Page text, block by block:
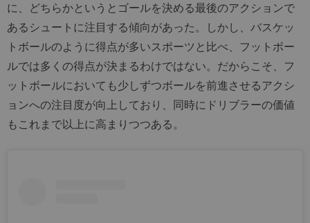
に、どちらかというとゴールを決める最後のアクションで
あるシュートに注目する傾向があった。しかし、バスケッ
トボールのように得点が多いスポーツと比べ、フットボー
ルでは多くの得点が決まるわけではない。だからこそ、フ
ットボールにおいても少しずつボールを前進させるアクシ
ョンへの注目度が向上しており、同時にドリブラーの価値
もこれまで以上に高まりつつある。